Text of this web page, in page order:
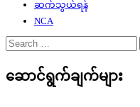
ဆက်သွယ်ရန်
NCA
Search
for:
ဆောင်ရွက်ချက်များ